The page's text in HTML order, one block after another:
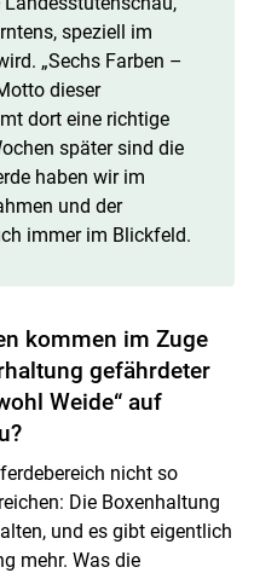
speziell im
„Sechs Farben –
dieser
dort eine richtige
später sind die
haben wir im
und der
immer im Blickfeld.
kommen im Zuge
gefährdeter
Weide“ auf
nicht so
Die Boxenhaltung
und es gibt eigentlich
mehr. Was die